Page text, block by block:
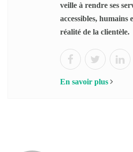
veille à rendre ses
accessibles, humains
réalité de la clientèle.
En savoir plus